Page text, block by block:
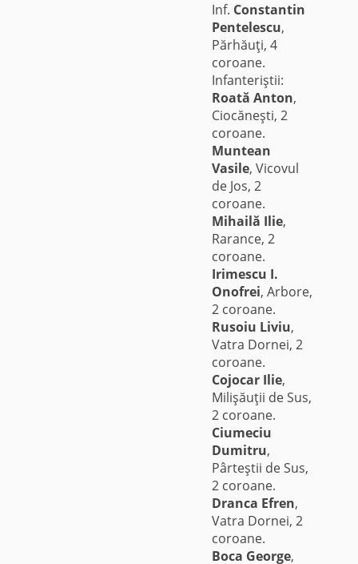
Inf. Constantin
Pentelescu,
Părhăuţi, 4
coroane.
Infanteriştii:
Roată Anton,
Ciocăneşti, 2
coroane.
Muntean
Vasile, Vicovul
de Jos, 2
coroane.
Mihailă Ilie,
Rarance, 2
coroane.
Irimescu I.
Onofrei, Arbore,
2 coroane.
Rusoiu Liviu,
Vatra Dornei, 2
coroane.
Cojocar Ilie,
Milişăuţii de Sus,
2 coroane.
Ciumeciu
Dumitru,
Pârteştii de Sus,
2 coroane.
Dranca Efren,
Vatra Dornei, 2
coroane.
Boca George,